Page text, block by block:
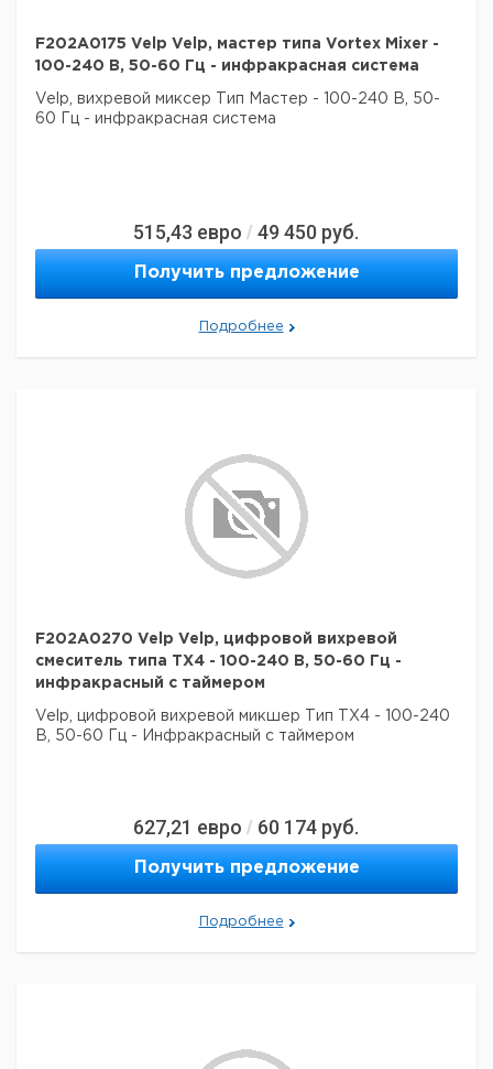
F202A0175 Velp Velp, мастер типа Vortex Mixer -
100-240 В, 50-60 Гц - инфракрасная система
Velp, вихревой миксер Тип Мастер - 100-240 В, 50-
60 Гц - инфракрасная система
515,43 евро / 49 450 руб.
Получить предложение
Подробнее
F202A0270 Velp Velp, цифровой вихревой
смеситель типа TX4 - 100-240 В, 50-60 Гц -
инфракрасный с таймером
Velp, цифровой вихревой микшер Тип TX4 - 100-240
В, 50-60 Гц - Инфракрасный с таймером
627,21 евро / 60 174 руб.
Получить предложение
Подробнее